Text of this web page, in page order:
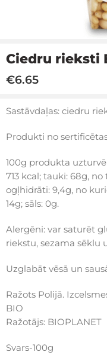
Ciedru rieksti
€6.65
Sastāvdaļas: ciedru
Produkti no
100g produkta
713 kcal; tauki: 68g,
ogļhidrāti: 9,4g, no
14g; sāls: 0g.
Alergēni: var saturēt
riekstu, sezama sēklu
Uzglabāt vēsā un
Ražots Polijā.
BIO
Ražotājs: BIOPLANET
Svars-100g